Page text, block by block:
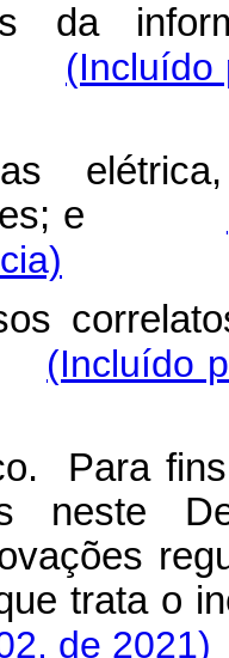
da
(Incluído
e
(Incluído
Para
neste
trata o
de 2021)